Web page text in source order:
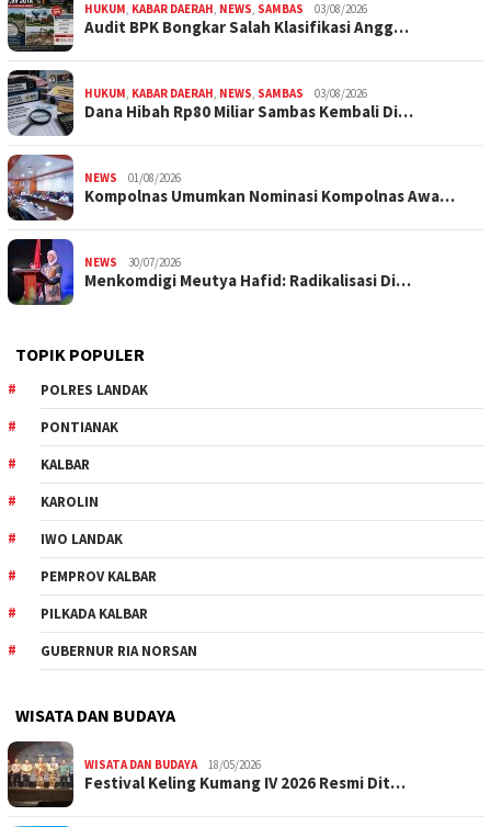
HUKUM, KABAR DAERAH, NEWS, SAMBAS 03/08/2026
Audit BPK Bongkar Salah Klasifikasi Angg…
HUKUM, KABAR DAERAH, NEWS, SAMBAS 03/08/2026
Dana Hibah Rp80 Miliar Sambas Kembali Di…
NEWS 01/08/2026
Kompolnas Umumkan Nominasi Kompolnas Awa…
NEWS 30/07/2026
Menkomdigi Meutya Hafid: Radikalisasi Di…
TOPIK POPULER
POLRES LANDAK
PONTIANAK
KALBAR
KAROLIN
IWO LANDAK
PEMPROV KALBAR
PILKADA KALBAR
GUBERNUR RIA NORSAN
WISATA DAN BUDAYA
WISATA DAN BUDAYA 18/05/2026
Festival Keling Kumang IV 2026 Resmi Dit…